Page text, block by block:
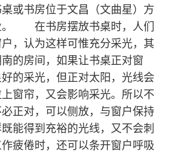
或书房位于文昌（文曲星）方
。 在书房摆放书桌时，人们
，认为这样可惟充分采光，其
的房间，如果让书桌正对窗
的采光，但正对太阳，光线会
窗帘，又会影响采光。所以不
正对，可以侧放，与窗户保持
能得到充裕的光线，又不会刺
疲倦时，还可以条开窗户呼吸